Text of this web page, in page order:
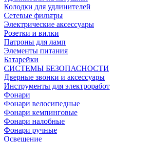
Колодки для удлинителей
Сетевые фильтры
Электрические аксессуары
Розетки и вилки
Патроны для ламп
Элементы питания
Батарейки
СИСТЕМЫ БЕЗОПАСНОСТИ
Дверные звонки и аксессуары
Инструменты для электроработ
Фонари
Фонари велосипедные
Фонари кемпинговые
Фонари налобные
Фонари ручные
Освещение